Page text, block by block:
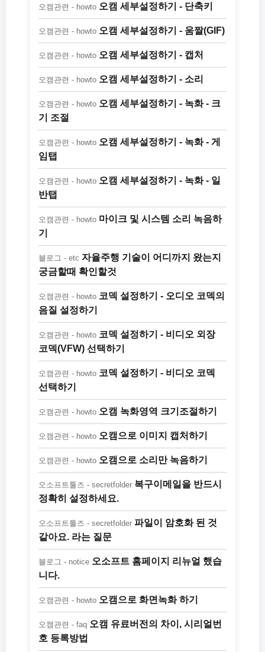
오캠관련 - howto 오캠 세부설정하기 - 단축키
오캠관련 - howto 오캠 세부설정하기 - 움짤(GIF)
오캠관련 - howto 오캠 세부설정하기 - 캡처
오캠관련 - howto 오캠 세부설정하기 - 소리
오캠관련 - howto 오캠 세부설정하기 - 녹화 - 크
기 조절
오캠관련 - howto 오캠 세부설정하기 - 녹화 - 게
임탭
오캠관련 - howto 오캠 세부설정하기 - 녹화 - 일
반탭
오캠관련 - howto 마이크 및 시스템 소리 녹음하
기
블로그 - etc 자율주행 기술이 어디까지 왔는지
궁금할때 확인할것
오캠관련 - howto 코덱 설정하기 - 오디오 코덱의
음질 설정하기
오캠관련 - howto 코덱 설정하기 - 비디오 외장
코덱(VFW) 선택하기
오캠관련 - howto 코덱 설정하기 - 비디오 코덱
선택하기
오캠관련 - howto 오캠 녹화영역 크기조절하기
오캠관련 - howto 오캠으로 이미지 캡처하기
오캠관련 - howto 오캠으로 소리만 녹음하기
오소프트툴즈 - secretfolder 복구이메일을 반드시
정확히 설정하세요.
오소프트툴즈 - secretfolder 파일이 암호화 된 것
같아요. 라는 질문
블로그 - notice 오소프트 홈페이지 리뉴얼 했습
니다.
오캠관련 - howto 오캠으로 화면녹화 하기
오캠관련 - faq 오캠 유료버전의 차이, 시리얼번
호 등록방법